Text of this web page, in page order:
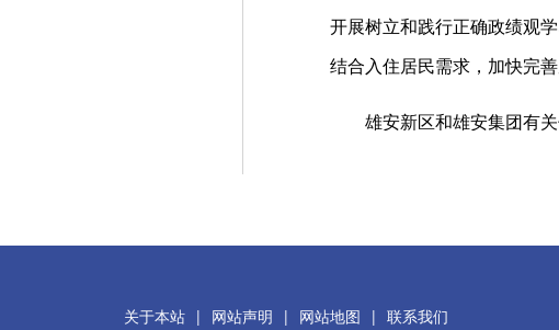
开展树立和践行正确政绩观
结合入住居民需求，加快完
雄安新区和雄安集团有关
关于本站 | 网站声明 | 网站地图 | 联系我们